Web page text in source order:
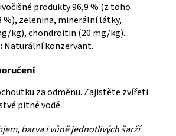
produkty 96,9 % (z toho
%), zelenina, minerální látky,
kg), chondroitin (20 mg/kg).
Naturální konzervant.
za odměnu. Zajistěte zvířeti
pitné vodě.
barva i vůně jednotlivých šarží